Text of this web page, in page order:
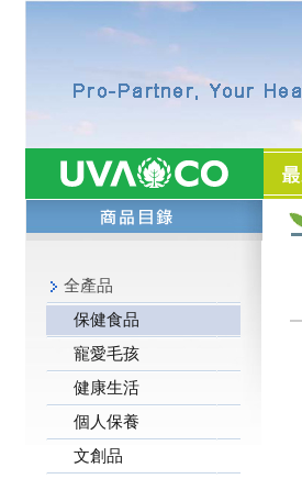
全產品
保健食品
寵愛毛孩
健康生活
個人保養
文創品